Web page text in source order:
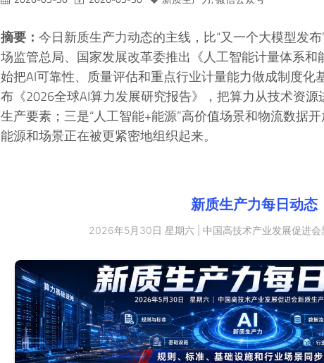
摘要： 今日新质生产力动态的主线，比“又一个大模型发
场监管总局、国家发展改革委推出《人工智能计量体系
始把AI可靠性、质量评估和重点行业计量能力做成制度化
布《2026全球AI算力发展研究报告》，把算力从技术资
生产要素；三是“人工智能+能源”高价值场景和物流数据
能源和场景正在被更紧密地组织起来。
新质生产力每日动态
2026年5月30日 星期六 | 中国高技术产业发展促进会